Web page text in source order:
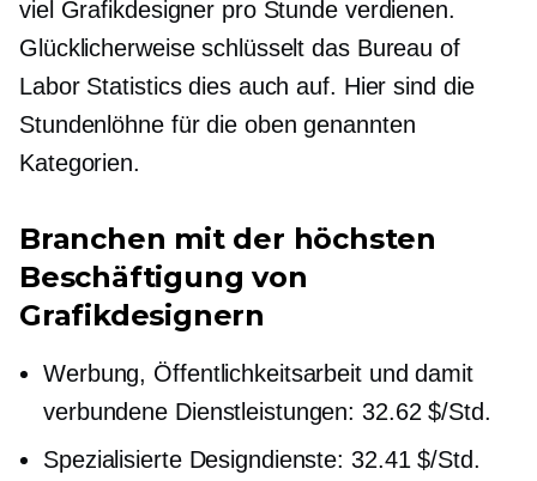
viel Grafikdesigner pro Stunde verdienen.
Glücklicherweise schlüsselt das Bureau of
Labor Statistics dies auch auf. Hier sind die
Stundenlöhne für die oben genannten
Kategorien.
Branchen mit der höchsten
Beschäftigung von
Grafikdesignern
Werbung, Öffentlichkeitsarbeit und damit
verbundene Dienstleistungen: 32.62 $/Std.
Spezialisierte Designdienste: 32.41 $/Std.